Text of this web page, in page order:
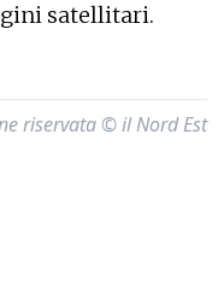
satellitari.
riservata © il Nord Est